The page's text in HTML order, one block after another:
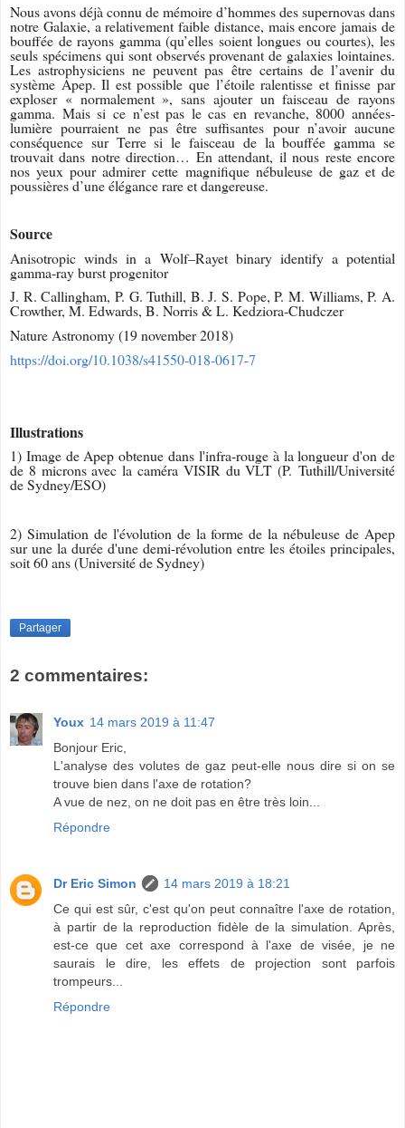
Nous avons déjà connu de mémoire d’hommes des supernovas dans
notre Galaxie, a relativement faible distance, mais encore jamais de
bouffée de rayons gamma (qu’elles soient longues ou courtes), les
seuls spécimens qui sont observés provenant de galaxies lointaines.
Les astrophysiciens ne peuvent pas être certains de l’avenir du
système Apep. Il est possible que l’étoile ralentisse et finisse par
exploser « normalement », sans ajouter un faisceau de rayons
gamma. Mais si ce n’est pas le cas en revanche, 8000 années-
lumière pourraient ne pas être suffisantes pour n’avoir aucune
conséquence sur Terre si le faisceau de la bouffée gamma se
trouvait dans notre direction… En attendant, il nous reste encore
nos yeux pour admirer cette magnifique nébuleuse de gaz et de
poussières d’une élégance rare et dangereuse.
Source
Anisotropic winds in a Wolf–Rayet binary identify a potential
gamma-ray burst progenitor
J. R. Callingham, P. G. Tuthill, B. J. S. Pope, P. M. Williams, P. A.
Crowther, M. Edwards, B. Norris & L. Kedziora-Chudczer
Nature Astronomy (19 november 2018)
https://doi.org/10.1038/s41550-018-0617-7
Illustrations
1) Image de Apep obtenue dans l'infra-rouge à la longueur d'on de
de 8 microns avec la caméra VISIR du VLT (P. Tuthill/Université
de Sydney/ESO)
2) Simulation de l'évolution de la forme de la nébuleuse de Apep
sur une la durée d'une demi-révolution entre les étoiles principales,
soit 60 ans (Université de Sydney)
Partager
2 commentaires:
Youx 14 mars 2019 à 11:47
Bonjour Eric,
L'analyse des volutes de gaz peut-elle nous dire si on se
trouve bien dans l'axe de rotation?
A vue de nez, on ne doit pas en être très loin...
Répondre
Dr Eric Simon
14 mars 2019 à 18:21
Ce qui est sûr, c'est qu'on peut connaître l'axe de rotation,
à partir de la reproduction fidèle de la simulation. Après,
est-ce que cet axe correspond à l'axe de visée, je ne
saurais le dire, les effets de projection sont parfois
trompeurs...
Répondre